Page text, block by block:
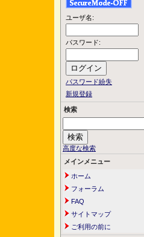
ユーザ名:
パスワード:
パスワード紛失
新規登録
検索
高度な検索
メインメニュー
ホーム
フォーラム
FAQ
サイトマップ
ご利用の前に